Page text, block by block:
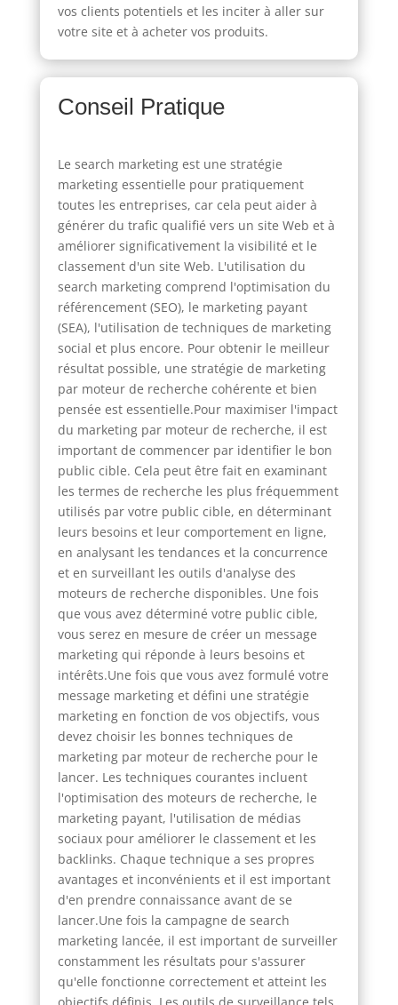
vos clients potentiels et les inciter à aller sur
votre site et à acheter vos produits.
Conseil Pratique
Le search marketing est une stratégie
marketing essentielle pour pratiquement
toutes les entreprises, car cela peut aider à
générer du trafic qualifié vers un site Web et à
améliorer significativement la visibilité et le
classement d'un site Web. L'utilisation du
search marketing comprend l'optimisation du
référencement (SEO), le marketing payant
(SEA), l'utilisation de techniques de marketing
social et plus encore. Pour obtenir le meilleur
résultat possible, une stratégie de marketing
par moteur de recherche cohérente et bien
pensée est essentielle.Pour maximiser l'impact
du marketing par moteur de recherche, il est
important de commencer par identifier le bon
public cible. Cela peut être fait en examinant
les termes de recherche les plus fréquemment
utilisés par votre public cible, en déterminant
leurs besoins et leur comportement en ligne,
en analysant les tendances et la concurrence
et en surveillant les outils d'analyse des
moteurs de recherche disponibles. Une fois
que vous avez déterminé votre public cible,
vous serez en mesure de créer un message
marketing qui réponde à leurs besoins et
intérêts.Une fois que vous avez formulé votre
message marketing et défini une stratégie
marketing en fonction de vos objectifs, vous
devez choisir les bonnes techniques de
marketing par moteur de recherche pour le
lancer. Les techniques courantes incluent
l'optimisation des moteurs de recherche, le
marketing payant, l'utilisation de médias
sociaux pour améliorer le classement et les
backlinks. Chaque technique a ses propres
avantages et inconvénients et il est important
d'en prendre connaissance avant de se
lancer.Une fois la campagne de search
marketing lancée, il est important de surveiller
constamment les résultats pour s'assurer
qu'elle fonctionne correctement et atteint les